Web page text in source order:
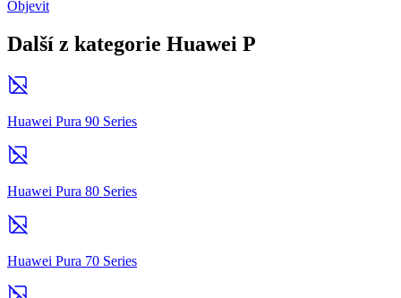
Objevit
Další z kategorie Huawei P
Huawei Pura 90 Series
Huawei Pura 80 Series
Huawei Pura 70 Series